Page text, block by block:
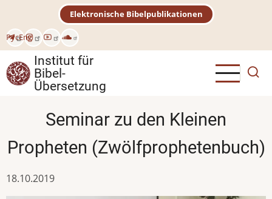
Inhalt
РусEng
Elektronische Bibelpublikationen
Institut für
Bibel-
Übersetzung
Seminar zu den Kleinen
Propheten (Zwölfprophetenbuch)
18.10.2019